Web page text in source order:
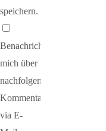
speichern.
Benachrichtige
mich über
nachfolgende
Kommentare
via E-